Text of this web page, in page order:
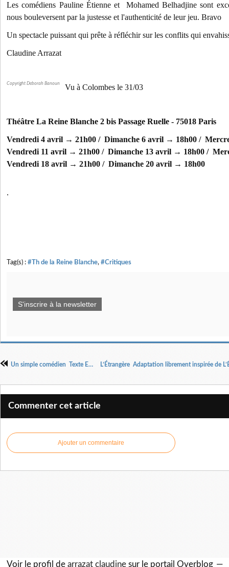
Les comédiens Pauline Étienne et Mohamed Belhadjine sont
nous bouleversent par la justesse et l'authenticité de leur jeu. Bravo
Un spectacle puissant qui prête à réfléchir sur les conflits qui
Claudine Arrazat
Copyright Deborah Banoun Vu à Colombes le 31/03
Théâtre La Reine Blanche 2 bis Passage Ruelle - 75018 Paris
Vendredi 4 avril → 21h00 / Dimanche 6 avril → 18h00 /
Vendredi 11 avril → 21h00 / Dimanche 13 avril → 18h00 /
Vendredi 18 avril → 21h00 / Dimanche 20 avril → 18h00
.
Tag(s) : #Th de la Reine Blanche, #Critiques
S'inscrire à la newsletter
Un simple comédien Texte Eric Wiener Mise en scène : Mouss Zouheyri
Commenter cet article
Ajouter un commentaire
Voir le profil de arrazat claudinesur le portail Overblog